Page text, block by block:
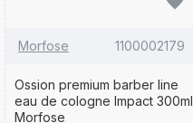
Morfose 1100002179
Ossion premium barber line
eau de cologne Impact 300ml
Morfose